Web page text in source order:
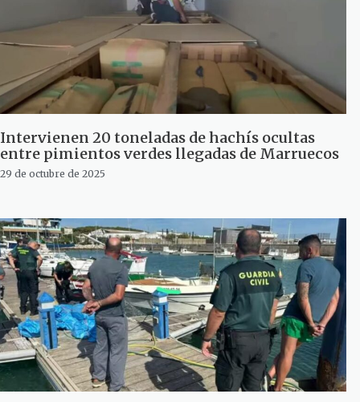
Intervienen 20 toneladas de hachís ocultas
entre pimientos verdes llegadas de Marruecos
29 de octubre de 2025